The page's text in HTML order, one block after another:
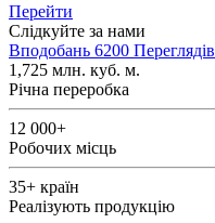
Перейти
Слідкуйте за нами
Вподобань 6200 Переглядів
1,725 млн. куб. м.
Річна переробка
12 000+
Робочих місць
35+ країн
Реалізують продукцію